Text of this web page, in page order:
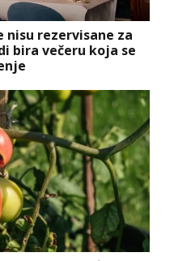
nisu rezervisane za
bira večeru koja se